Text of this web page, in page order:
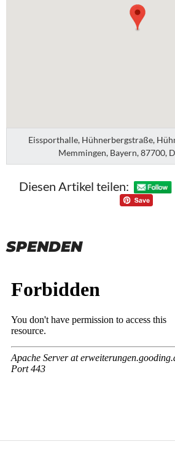
Eissporthalle, Hühnerbergstraße,
Memmingen, Bayern, 87700,
Diesen Artikel teilen:
SPENDEN